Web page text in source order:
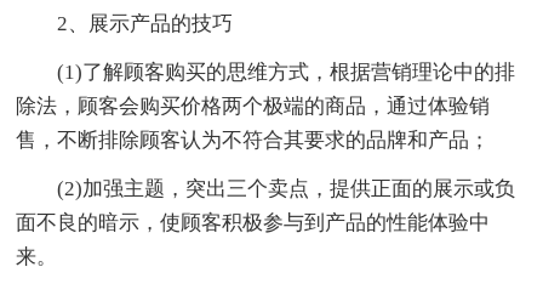
2、展示产品的技巧
(1)了解顾客购买的思维方式，根据营销理论中的排
除法，顾客会购买价格两个极端的商品，通过体验销
售，不断排除顾客认为不符合其要求的品牌和产品；
(2)加强主题，突出三个卖点，提供正面的展示或负
面不良的暗示，使顾客积极参与到产品的性能体验中
来。